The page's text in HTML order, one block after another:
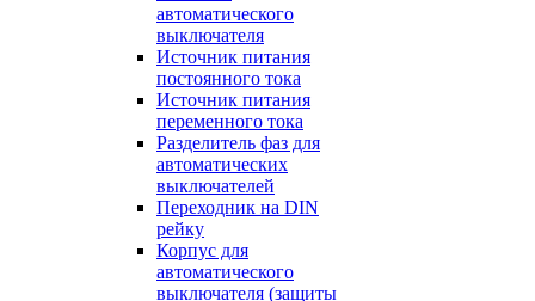
автоматического
выключателя
Источник питания
постоянного тока
Источник питания
переменного тока
Разделитель фаз для
автоматических
выключателей
Переходник на DIN
рейку
Корпус для
автоматического
выключателя (защиты